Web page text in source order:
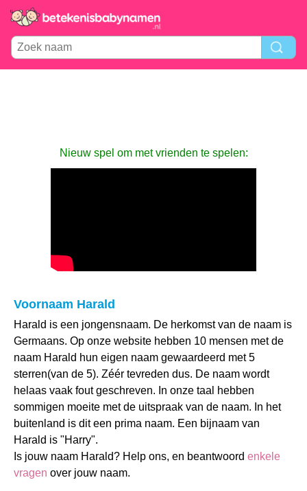
Nieuw spel om met vrienden te spelen:
Voornaam Harald
Harald is een jongensnaam. De herkomst van de naam is
Germaans. Op onze website hebben 10 mensen met de
naam Harald hun eigen naam gewaardeerd met 5
sterren(van de 5). Zéér tevreden dus. De naam wordt
helaas vaak fout geschreven. In onze taal hebben
sommigen moeite met de uitspraak van de naam. In het
buitenland is dit een prima naam. Een bijnaam van
Harald is "Harry".
Is jouw naam Harald? Help ons, en beantwoord enkele
vragen over jouw naam.